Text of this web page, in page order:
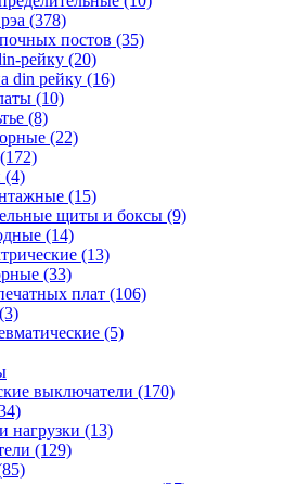
(378)
постов (35)
рейку (20)
din рейку (16)
(10)
(8)
(22)
(4)
(15)
щиты и боксы (9)
(14)
(13)
(33)
плат (106)
(5)
выключатели (170)
нагрузки (13)
(129)